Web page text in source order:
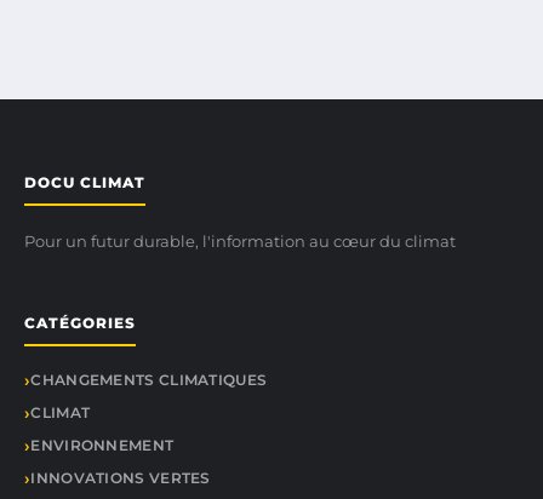
DOCU CLIMAT
Pour un futur durable, l'information au cœur du climat
CATÉGORIES
CHANGEMENTS CLIMATIQUES
CLIMAT
ENVIRONNEMENT
INNOVATIONS VERTES